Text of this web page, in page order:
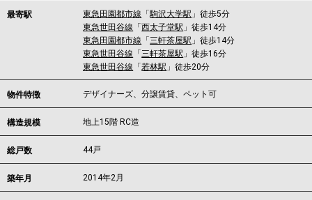
最寄駅 東急田園都市線 「駒沢大学駅 」徒歩5分
東急世田谷線 「西太子堂駅 」徒歩14分
東急田園都市線 「三軒茶屋駅 」徒歩14分
東急世田谷線 「三軒茶屋駅 」徒歩16分
東急世田谷線 「若林駅 」徒歩20分
物件特徴 デザイナーズ、分譲賃貸、ペット可
構造規模 地上15階 RC造
総戸数 44戸
築年月 2014年2月